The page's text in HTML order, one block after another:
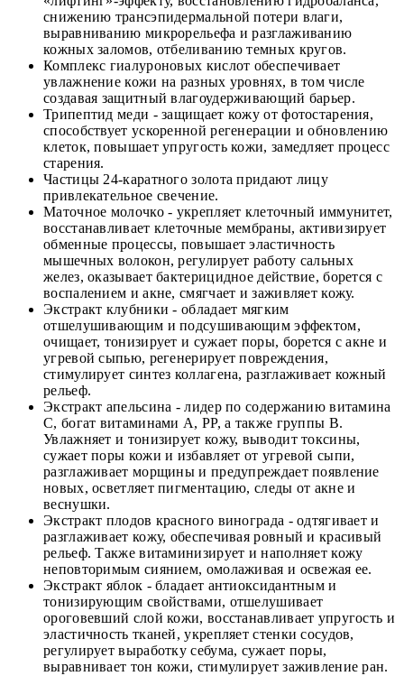
снижению трансэпидермальной потери влаги,
выравниванию микрорельефа и разглаживанию
кожных заломов, отбеливанию темных кругов.
Комплекс гиалуроновых кислот обеспечивает
увлажнение кожи на разных уровнях, в том числе
создавая защитный влагоудерживающий барьер.
Трипептид меди - защищает кожу от фотостарения,
способствует ускоренной регенерации и обновлению
клеток, повышает упругость кожи, замедляет процесс
старения.
Частицы 24-каратного золота придают лицу
привлекательное свечение.
Маточное молочко - укрепляет клеточный иммунитет,
восстанавливает клеточные мембраны, активизирует
обменные процессы, повышает эластичность
мышечных волокон, регулирует работу сальных
желез, оказывает бактерицидное действие, борется с
воспалением и акне, смягчает и заживляет кожу.
Экстракт клубники - обладает мягким
отшелушивающим и подсушивающим эффектом,
очищает, тонизирует и сужает поры, борется с акне и
угревой сыпью, регенерирует повреждения,
стимулирует синтез коллагена, разглаживает кожный
рельеф.
Экстракт апельсина - лидер по содержанию витамина
С, богат витаминами А, РР, а также группы В.
Увлажняет и тонизирует кожу, выводит токсины,
сужает поры кожи и избавляет от угревой сыпи,
разглаживает морщины и предупреждает появление
новых, осветляет пигментацию, следы от акне и
веснушки.
Экстракт плодов красного винограда - одтягивает и
разглаживает кожу, обеспечивая ровный и красивый
рельеф. Также витаминизирует и наполняет кожу
неповторимым сиянием, омолаживая и освежая ее.
Экстракт яблок - бладает антиоксидантным и
тонизирующим свойствами, отшелушивает
ороговевший слой кожи, восстанавливает упругость и
эластичность тканей, укрепляет стенки сосудов,
регулирует выработку себума, сужает поры,
выравнивает тон кожи, стимулирует заживление ран.